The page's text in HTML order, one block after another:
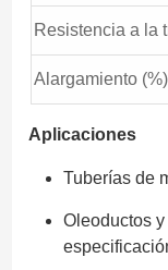
Resistencia a la
Alargamiento (%)
Aplicaciones
Tuberías de
Oleoductos